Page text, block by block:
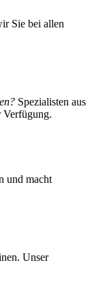
Sie bei allen
Spezialisten aus
Verfügung.
und macht
Unser